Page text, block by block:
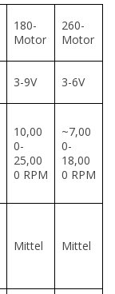
180-
Motor
260-
Motor
3-9V 3-6V
10,00
0-
25,00
0 RPM
~7,00
0-
18,00
0 RPM
Mittel Mittel